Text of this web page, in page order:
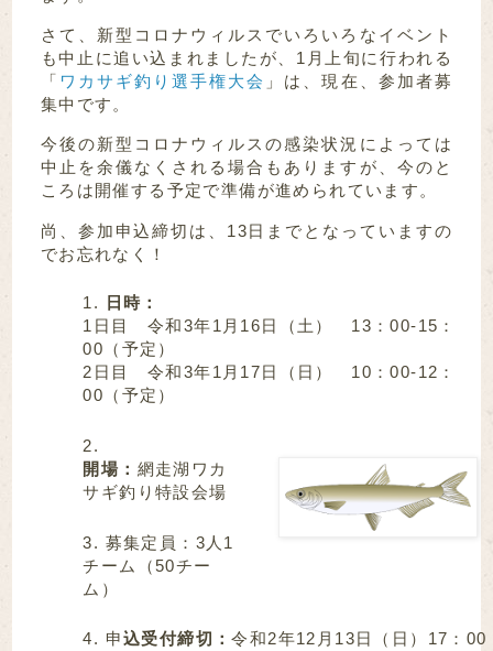
さて、新型コロナウィルスでいろいろなイベント
も中止に追い込まれましたが、1月上旬に行われる
「 ワカサギ釣り選手権大会 」は、現在、参加者募
集中です。
今後の新型コロナウィルスの感染状況によっては
中止を余儀なくされる場合もありますが、今のと
ころは開催する予定で準備が進められています。
尚、参加申込締切は、13日までとなっていますの
でお忘れなく！
日時：
1日目 令和3年1月16日（土） 13：00-15：
00（予定）
2日目 令和3年1月17日（日） 10：00-12：
00（予定）
開場： 網走湖ワカ
サギ釣り特設会場
募集定員：3人1
チーム（50チー
ム）
申込受付締切：令和2年12月13日（日）17：00